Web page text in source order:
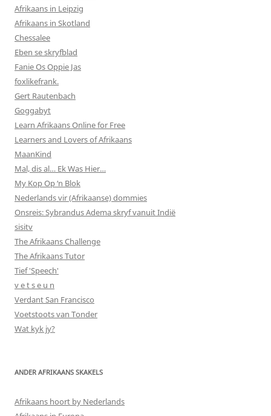
Afrikaans in Leipzig
Afrikaans in Skotland
Chessalee
Eben se skryfblad
Fanie Os Oppie Jas
foxlikefrank.
Gert Rautenbach
Goggabyt
Learn Afrikaans Online for Free
Learners and Lovers of Afrikaans
MaanKind
Mal, dis al… Ek Was Hier…
My Kop Op ‘n Blok
Nederlands vir (Afrikaanse) dommies
Onsreis: Sybrandus Adema skryf vanuit Indië
sisitv
The Afrikaans Challenge
The Afrikaans Tutor
Tief 'Speech'
v e t s e u n
Verdant San Francisco
Voetstoots van Tonder
Wat kyk jy?
ANDER AFRIKAANS SKAKELS
Afrikaans hoort by Nederlands